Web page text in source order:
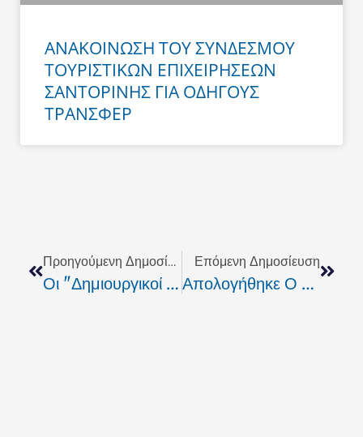
ΑΝΑΚΟΙΝΩΣΗ ΤΟΥ ΣΥΝΔΕΣΜΟΥ
ΤΟΥΡΙΣΤΙΚΩΝ ΕΠΙΧΕΙΡΗΣΕΩΝ
ΣΑΝΤΟΡΙΝΗΣ ΓΙΑ ΟΔΗΓΟΥΣ
ΤΡΑΝΣΦΕΡ
Προηγούμενη Δημοσίευση
Οι "Δημιουργικοί Πολίτες". Θέσεις & Προτάσεις
Επόμενη Δημοσίευση
Απολογήθηκε Ο 21χρονος Για Τη Δολοφονία Της 76χρονης